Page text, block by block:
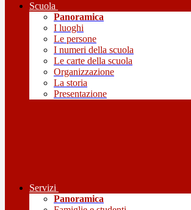
Scuola
Panoramica
I luoghi
Le persone
I numeri della scuola
Le carte della scuola
Organizzazione
La storia
Presentazione
Servizi
Panoramica